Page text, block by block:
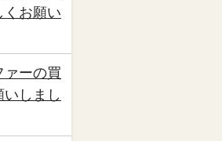
くお願い
ァーの買
しまし